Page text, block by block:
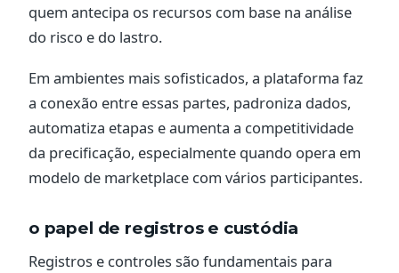
quem antecipa os recursos com base na análise
do risco e do lastro.
Em ambientes mais sofisticados, a plataforma faz
a conexão entre essas partes, padroniza dados,
automatiza etapas e aumenta a competitividade
da precificação, especialmente quando opera em
modelo de marketplace com vários participantes.
o papel de registros e custódia
Registros e controles são fundamentais para